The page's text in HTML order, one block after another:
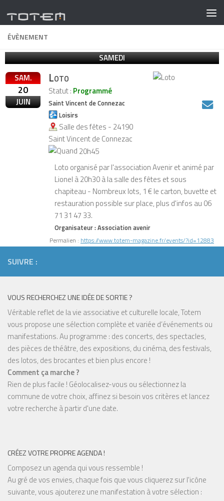
ÉVÈNEMENT
SAMEDI
SAM.
20
JUIN
Loto
Statut : Programmé
Saint Vincent de Connezac
Loisirs
Salle des fêtes - 24190
Saint Vincent de Connezac
20h45
Loto organisé par l'association Avenir et animé par
Lionel à 20h30 à la salle des fêtes et sous
chapiteau - Nombreux lots, 1 € le carton, buvette et
restauration possible sur place, plus d'infos au 06
71 31 47 33.
Organisateur : Association avenir
Permalien : https://www.totem-magazine.fr/events/?id=12883
SUIVRE :
VOUS RECHERCHEZ UNE IDÉE DE SORTIE ?
Véritable reflet de la vie associative et culturelle locale, Totem
vous propose une sélection complète et variée d’événements ou
manifestations. Au programme : des concerts, des spectacles,
des pièces de théâtre, des expositions, du cinéma, des festivals,
des lotos, des brocantes et bien plus encore !
Comment ça marche ?
Rien de plus facile ! Géolocalisez-vous ou sélectionnez la
commune de votre choix, affinez si besoin vos critères et lancez
votre recherche à partir d'une date.
CRÉEZ VOTRE PROPRE AGENDA !
Composez un agenda qui vous ressemble !
Au gré de vos envies, chaque fois que vous cliquerez sur l'icône
suivante, vous ajouterez une manifestation à votre sélection :